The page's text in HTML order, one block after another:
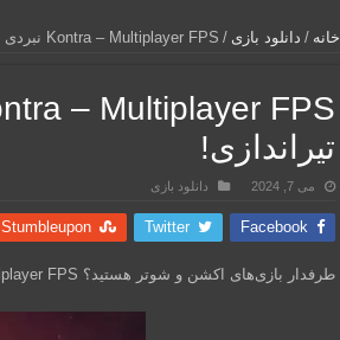
خانه / دانلود بازی / Kontra – Multiplayer FPS نبردی نفس‌گیر در دنیای تیراندازی!
تیراندازی!
می 7, 2024 دانلود بازی
Facebook
Twitter
Stumbleupon
طرفدار بازی‌های اکشن و شوتر هستید؟ Kontra – Multiplayer FPS برای شما ساخته شده است!